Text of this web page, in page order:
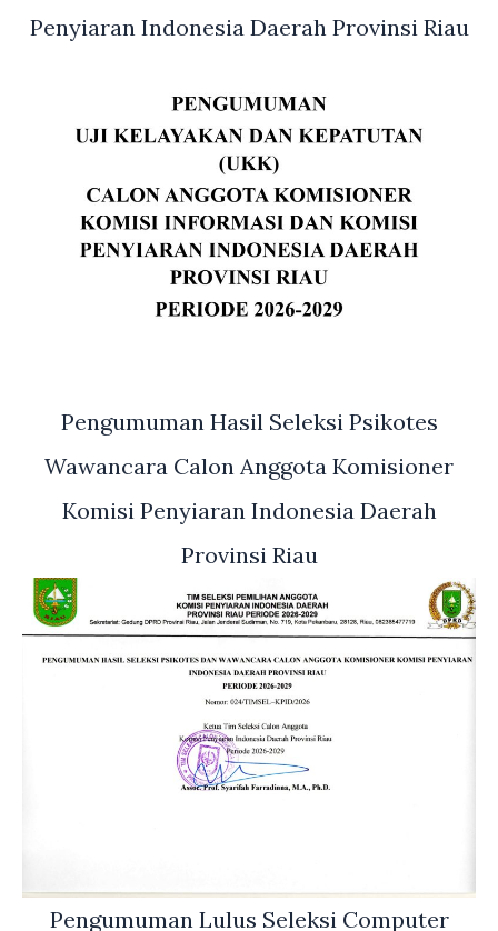
Penyiaran Indonesia Daerah Provinsi Riau
Pengumuman Hasil Seleksi Psikotes
Wawancara Calon Anggota Komisioner
Komisi Penyiaran Indonesia Daerah
Provinsi Riau
Pengumuman Lulus Seleksi Computer